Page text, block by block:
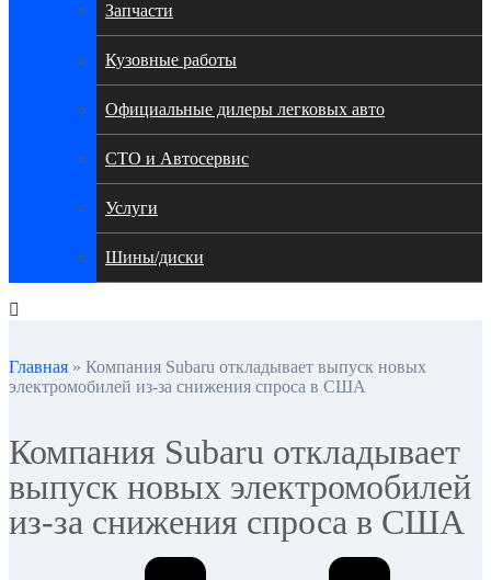
Запчасти
Кузовные работы
Официальные дилеры легковых авто
СТО и Автосервис
Услуги
Шины/диски
Главная » Компания Subaru откладывает выпуск новых
электромобилей из-за снижения спроса в США
Компания Subaru откладывает
выпуск новых электромобилей
из-за снижения спроса в США